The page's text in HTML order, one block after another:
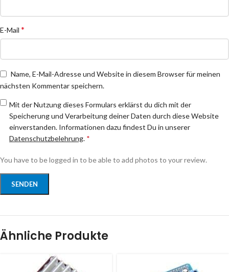
E-Mail *
Name, E-Mail-Adresse und Website in diesem Browser für meinen
nächsten Kommentar speichern.
Mit der Nutzung dieses Formulars erklärst du dich mit der
Speicherung und Verarbeitung deiner Daten durch diese Website
einverstanden. Informationen dazu findest Du in unserer
Datenschutzbelehrung. *
You have to be logged in to be able to add photos to your review.
Ähnliche Produkte